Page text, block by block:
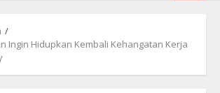
Ingin Hidupkan Kembali Kehangatan Kerja